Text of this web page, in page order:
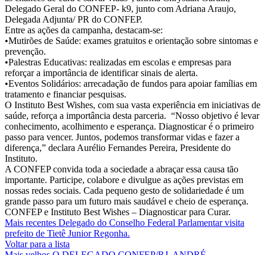
Delegado Geral do CONFEP- k9, junto com Adriana Araujo,
Delegada Adjunta/ PR do CONFEP.
Entre as ações da campanha, destacam-se:
•Mutirões de Saúde: exames gratuitos e orientação sobre sintomas e
prevenção.
•Palestras Educativas: realizadas em escolas e empresas para
reforçar a importância de identificar sinais de alerta.
•Eventos Solidários: arrecadação de fundos para apoiar famílias em
tratamento e financiar pesquisas.
O Instituto Best Wishes, com sua vasta experiência em iniciativas de
saúde, reforça a importância desta parceria. “Nosso objetivo é levar
conhecimento, acolhimento e esperança. Diagnosticar é o primeiro
passo para vencer. Juntos, podemos transformar vidas e fazer a
diferença,” declara Aurélio Fernandes Pereira, Presidente do
Instituto.
A CONFEP convida toda a sociedade a abraçar essa causa tão
importante. Participe, colabore e divulgue as ações previstas em
nossas redes sociais. Cada pequeno gesto de solidariedade é um
grande passo para um futuro mais saudável e cheio de esperança.
CONFEP e Instituto Best Wishes – Diagnosticar para Curar.
Mais recentes Delegado do Conselho Federal Parlamentar visita
prefeito de Tietê Junior Regonha.
Voltar para a lista